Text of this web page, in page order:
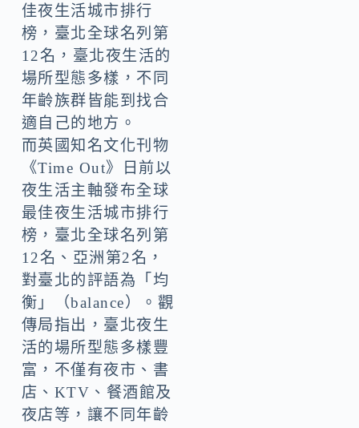
佳夜生活城市排行
榜，臺北全球名列第
12名，臺北夜生活的
場所型態多樣，不同
年齡族群皆能到找合
適自己的地方。
而英國知名文化刊物
《Time Out》日前以
夜生活主軸發布全球
最佳夜生活城市排行
榜，臺北全球名列第
12名、亞洲第2名，
對臺北的評語為「均
衡」（balance）。觀
傳局指出，臺北夜生
活的場所型態多樣豐
富，不僅有夜市、書
店、KTV、餐酒館及
夜店等，讓不同年齡